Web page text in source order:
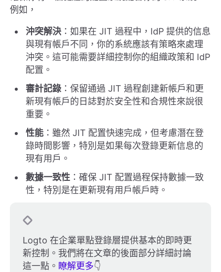
例如，
沖突解決 ：如果在 JIT 過程中，IdP 提供的信息
與現有帳戶不同，你的系統應該有策略來處理
沖突。這可能需要詳細控制你的組織政策和 IdP
配置。
審計記錄 ：保留通過 JIT 過程創建新帳戶和更
新現有帳戶的日誌對於安全性和合規性來說很
重要。
性能 ：雖然 JIT 配置快速完成，但考慮潛在登
錄時間影響，特別是如果每次登錄更新信息的
現有用戶。
數據一致性 ：確保 JIT 配置過程保持數據一致
性，特別是在更新現有用戶帳戶時。
Logto 在企業單點登錄層提供基本的即時更
新控制。我們將在文章的後面部分詳細討論
這一點。 瞭解更多👇